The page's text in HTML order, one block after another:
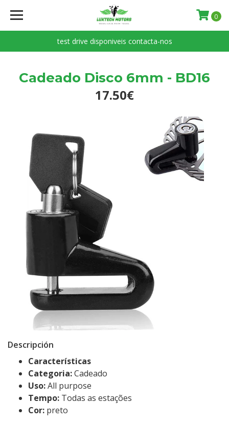
test drive disponiveis contacta-nos
0
Cadeado Disco 6mm - BD16
17.50€
Descripción
Características
Categoria:Cadeado
Uso:All purpose
Tempo: Todas as estações
Cor: preto